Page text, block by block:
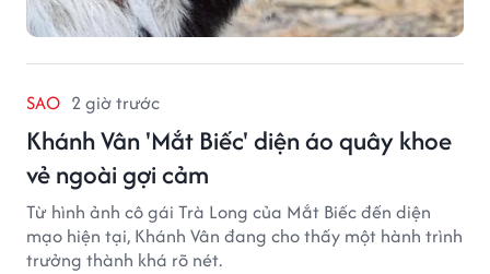
SAO 2 giờ trước
Khánh Vân 'Mắt Biếc' diện áo quây khoe
vẻ ngoài gợi cảm
Từ hình ảnh cô gái Trà Long của Mắt Biếc đến diện
mạo hiện tại, Khánh Vân đang cho thấy một hành trình
trưởng thành khá rõ nét.